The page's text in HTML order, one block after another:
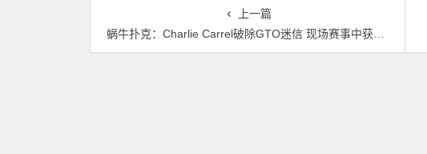
上一篇
蜗牛扑克：Charlie Carrel破除GTO迷信 现场赛事中获取对手信息更重要